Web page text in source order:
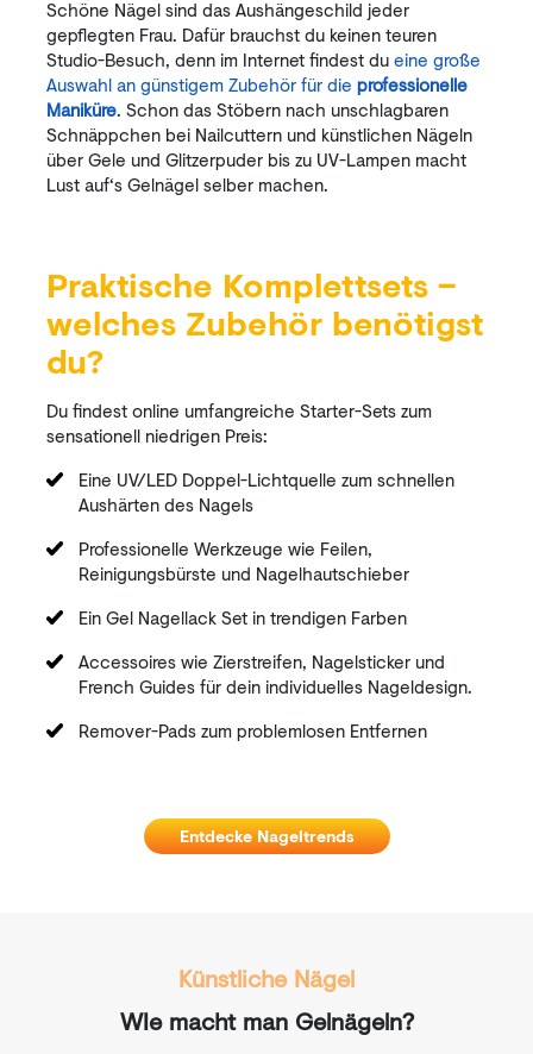
Schöne Nägel sind das Aushängeschild jeder
gepflegten Frau. Dafür brauchst du keinen teuren
Studio-Besuch, denn im Internet findest dueine große
Auswahl an günstigem Zubehör für die professionelle
Maniküre. Schon das Stöbern nach unschlagbaren
Schnäppchen bei Nailcuttern und künstlichen Nägeln
über Gele und Glitzerpuder bis zu UV-Lampen macht
Lust auf‘s Gelnägel selber machen.
Praktische Komplettsets –
welches Zubehör benötigst
du?
Du findest online umfangreiche Starter-Sets zum
sensationell niedrigen Preis:
Eine UV/LED Doppel-Lichtquelle zum schnellen
Aushärten des Nagels
Professionelle Werkzeuge wie Feilen,
Reinigungsbürste und Nagelhautschieber
Ein Gel Nagellack Set in trendigen Farben
Accessoires wie Zierstreifen, Nagelsticker und
French Guides für dein individuelles Nageldesign.
Remover-Pads zum problemlosen Entfernen
Entdecke Nageltrends
Künstliche Nägel
WIe macht man Gelnägeln?